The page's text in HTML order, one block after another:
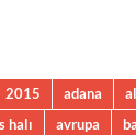
2015 adana
halı avrupa